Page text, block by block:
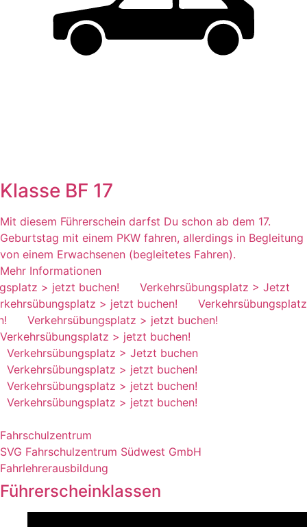
Klasse BF 17
Mit diesem Führerschein darfst Du schon ab dem 17.
Geburtstag mit einem PKW fahren, allerdings in Begleitung
von einem Erwachsenen (begleitetes Fahren).
Mehr Informationen
> jetzt buchen!Verkehrsübungsplatz> Jetzt
> jetzt buchen!Verkehrsübungsplatz
> jetzt buchen!
Verkehrsübungsplatz > jetzt buchen!
Verkehrsübungsplatz > Jetzt buchen
Verkehrsübungsplatz > jetzt buchen!
Verkehrsübungsplatz > jetzt buchen!
Verkehrsübungsplatz > jetzt buchen!
Fahrschulzentrum
SVG Fahrschulzentrum Südwest GmbH
Fahrlehrerausbildung
Führerscheinklassen